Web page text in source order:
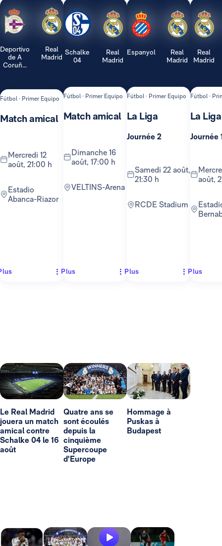
Deportivo
de A
Coruñ...
Real
Madrid
Fútbol · Primer Equipo
Match amical
mercredi 12
août, 21:00 h
Estadio
Abanca-Riazor
Schalke
04
Real
Madrid
Fútbol · Primer Equipo
Match amical
dimanche 16
août, 17:00 h
VELTINS-Arena
Plus
Espanyol
Real
Madrid
Fútbol · Primer Equipo
La Liga
Journée 2
samedi 22 août,
21:30 h
RCDE Stadium
Plus
Real
Madrid
Fútbol ·
La Liga
Journée
mercredi 26
août,
Estadio
Plus
Le Real Madrid
jouera un match
amical contre
Schalke 04 le 16
août
Quatre ans se
sont écoulés
depuis la
cinquième
Supercoupe
d'Europe
Hommage à
Puskas à
Budapest